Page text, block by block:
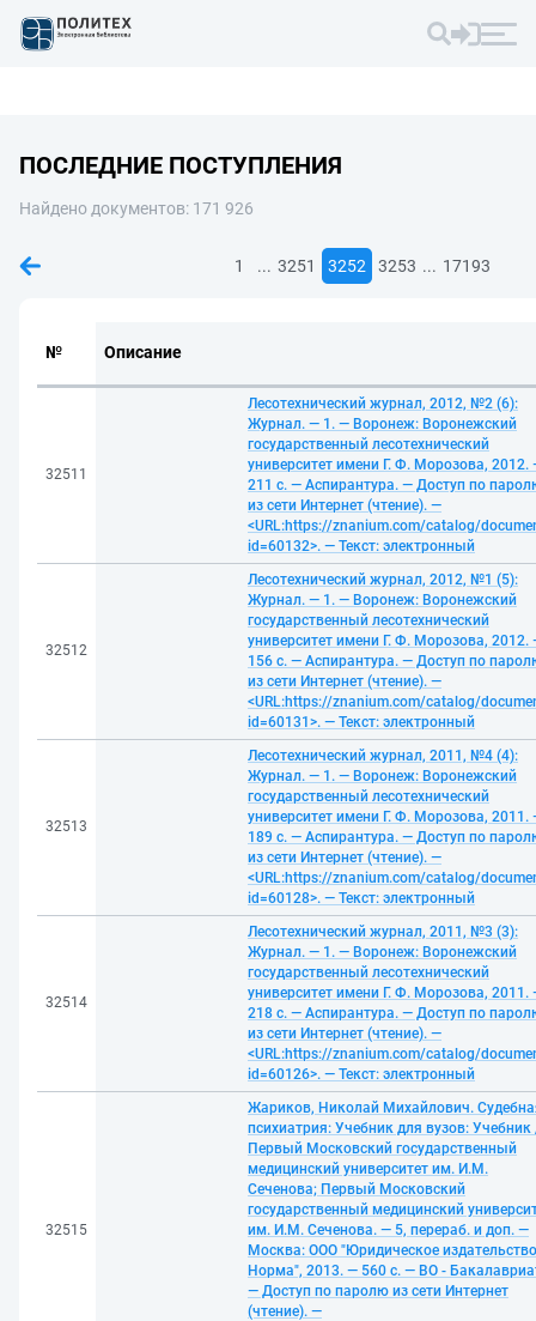
ПОСЛЕДНИЕ ПОСТУПЛЕНИЯ
Найдено документов: 171 926
1 ... 3251 3252 3253 ... 17193
№ Описание
32511
Лесотехнический журнал, 2012, №2 (6):
Журнал. — 1. — Воронеж: Воронежский
государственный лесотехнический
университет имени Г. Ф. Морозова, 2012.
211 с. — Аспирантура. — Доступ по
из сети Интернет (чтение). —
<URL:https://znanium.com/catalog/
id=60132>. — Текст: электронный
32512
Лесотехнический журнал, 2012, №1 (5):
Журнал. — 1. — Воронеж: Воронежский
государственный лесотехнический
университет имени Г. Ф. Морозова, 2012.
156 с. — Аспирантура. — Доступ по
из сети Интернет (чтение). —
<URL:https://znanium.com/catalog/
id=60131>. — Текст: электронный
32513
Лесотехнический журнал, 2011, №4 (4):
Журнал. — 1. — Воронеж: Воронежский
государственный лесотехнический
университет имени Г. Ф. Морозова, 2011.
189 с. — Аспирантура. — Доступ по
из сети Интернет (чтение). —
<URL:https://znanium.com/catalog/
id=60128>. — Текст: электронный
32514
Лесотехнический журнал, 2011, №3 (3):
Журнал. — 1. — Воронеж: Воронежский
государственный лесотехнический
университет имени Г. Ф. Морозова, 2011.
218 с. — Аспирантура. — Доступ по
из сети Интернет (чтение). —
<URL:https://znanium.com/catalog/
id=60126>. — Текст: электронный
32515
Жариков, Николай Михайлович.
психиатрия: Учебник для вузов: Учебник
Первый Московский государственный
медицинский университет им. И.М.
Сеченова; Первый Московский
государственный медицинский
им. И.М. Сеченова. — 5, перераб. и доп. —
Москва: ООО "Юридическое издательство
Норма", 2013. — 560 с. — ВО -
— Доступ по паролю из сети Интернет
(чтение). —